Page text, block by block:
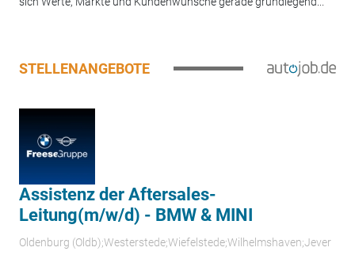
STELLENANGEBOTE
Assistenz der Aftersales-
Leitung(m/w/d) - BMW & MINI
Oldenburg (Oldb);Westerstede;Wiefelstede;Wilhelmshaven;Jever